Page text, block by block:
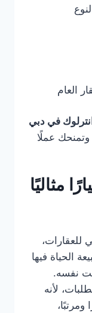
العام
في دبي
عملًا
مثاليًا
للعقارات،
الحياة فيها
نفسه.
لأنه